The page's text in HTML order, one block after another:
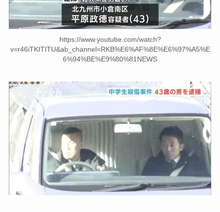
https://www.youtube.com/watch?
v=r46iTKITITU&ab_channel=RKB%E6%AF%8E%E6%97%A5%E
6%94%BE%E9%80%81NEWS